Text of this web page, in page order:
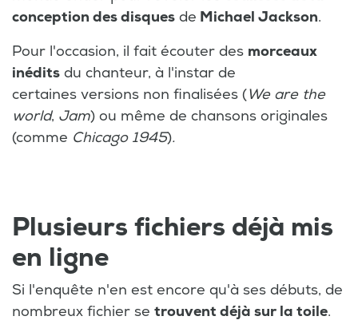
conception des disques de Michael Jackson.
Pour l'occasion, il fait écouter des morceaux
inédits du chanteur, à l'instar de
certaines versions non finalisées (We are the
world, Jam) ou même de chansons originales
(comme Chicago 1945).
Plusieurs fichiers déjà mis
en ligne
Si l'enquête n'en est encore qu'à ses débuts, de
nombreux fichier se trouvent déjà sur la toile.